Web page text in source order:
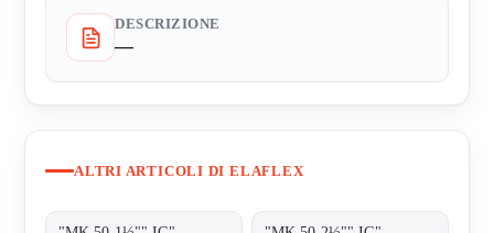
DESCRIZIONE
—
ALTRI ARTICOLI DI ELAFLEX